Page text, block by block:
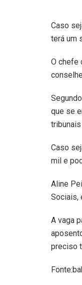
Caso
terá um
O chefe
que se
Caso
mil e
Aline
Sociais,
A vaga
preciso